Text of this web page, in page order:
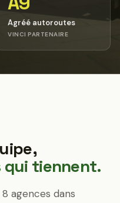
Agréé autoroutes
VINCI PARTENAIRE
qui tiennent.
agences dans